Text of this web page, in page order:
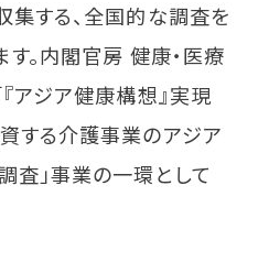
集する、全国的な調査を
。内閣官房 健康・医療
アジア健康構想』実現
する介護事業のアジア
査」事業の一環として